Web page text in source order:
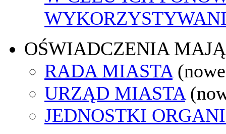
OŚWIADCZENIA
RADA MIASTA
URZĄD MIASTA
JEDNOSTKI